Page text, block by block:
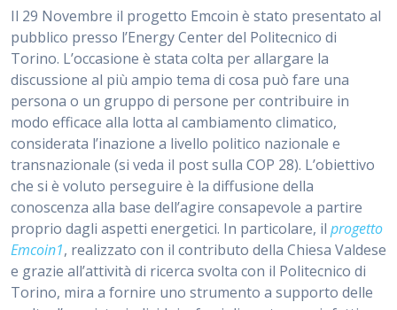
Il 29 Novembre il progetto Emcoin è stato presentato al
pubblico presso l’Energy Center del Politecnico di
Torino. L’occasione è stata colta per allargare la
discussione al più ampio tema di cosa può fare una
persona o un gruppo di persone per contribuire in
modo efficace alla lotta al cambiamento climatico,
considerata l’inazione a livello politico nazionale e
transnazionale (si veda il post sulla COP 28). L’obiettivo
che si è voluto perseguire è la diffusione della
conoscenza alla base dell’agire consapevole a partire
proprio dagli aspetti energetici. In particolare, il progetto
Emcoin1, realizzato con il contributo della Chiesa Valdese
e grazie all’attività di ricerca svolta con il Politecnico di
Torino, mira a fornire uno strumento a supporto delle